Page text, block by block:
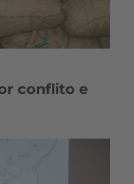
conflito e